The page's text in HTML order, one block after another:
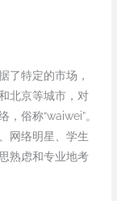
了特定的市场，
北京等城市，对
俗称“waiwei”。
网络明星、学生
熟虑和专业地考